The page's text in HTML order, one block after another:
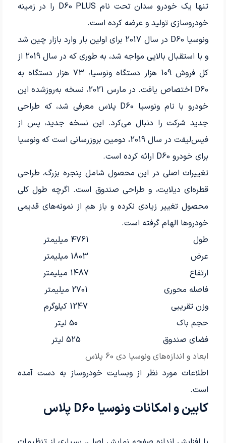
تنها یک خودرو سدان تحت نام D60 PLUS را در زمینه
خودروسازی تولید و عرضه کرده است.
ونوسیا D60 در سال 2017 برای اولین بار وارد بازار چین شد
و با استقبال بالایی مواجه شد، به طوری که در سال 2019 از
کل فروش 109 هزار دستگاه ونوسیا، 73 هزار دستگاه به
D60 اختصاص یافت. در مارس 2021، نسخه به‌روزشده این
خودرو با نام ونوسیا D60 پلاس معرفی شد، که طراحی
جدید شرکت را دنبال می‌کرد. این نسخه جدید، پس از
فیس‌لیفت در سال 2019، دومین بروزرسانی است که ونوسیا
برای خودرو D60 ارائه کرده است.
تغییرات اصلی در این محصول شامل پنجره بزرگ، طراحی
قطره‌ای دیلایت، و طراحی صندوق است. اگرچه طول کلی
محصول تغییر زیادی نکرده و باز هم از نمونه‌های قدیمی
خودروها الهام گرفته است.
ابعاد و اندازه‌های ونوسیا دی 60 پلاس
طول
4761 میلیمتر
عرض
1803 میلیمتر
ارتفاع
1487 میلیمتر
فاصله محوری
2701 میلیمتر
وزن تقریبی
1247 کیلوگرم
حجم باک
50 لیتر
فضای صندوق
525 لیتر
اطلاعات مورد نظر از وبسایت خودروساز به دست آمده
است.
کابین و امکانات ونوسیا D60 پلاس